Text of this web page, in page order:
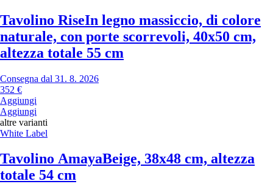
Tavolino RiseIn legno massiccio, di colore
naturale, con porte scorrevoli, 40x50 cm,
altezza totale 55 cm
Consegna dal 31. 8. 2026
352 €
Aggiungi
Aggiungi
altre varianti
White Label
Tavolino AmayaBeige, 38x48 cm, altezza
totale 54 cm